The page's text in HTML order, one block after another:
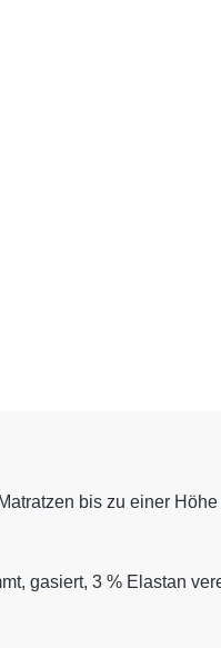
bis zu einer
gasiert, 3 % Elastan